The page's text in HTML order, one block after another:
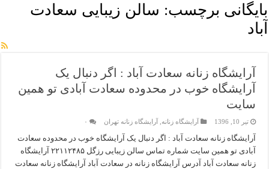
بایگانی برچسب: سالن زیبایی سعادت
آباد
آرایشگاه زنانه سعادت آباد : اگر دنبال یک
آرایشگاه خوب در محدوده سعادت آبادی تو همین
سایت
تیر 10, 1396 آرایشگاه زنانه ,آرایشگاه زنانه تهران ۰
آرایشگاه زنانه سعادت آباد : اگر دنبال یک آرایشگاه خوب در محدوده سعادت
آبادی تو همین سایت شماره تماس سالن زیبایی رزگل ۲۲۱۱۲۴۸۵ آرایشگاه
زنانه سعادت آباد آدرس آرایشگاه زنانه در سعادت آباد آرایشگاه زنانه سعادت